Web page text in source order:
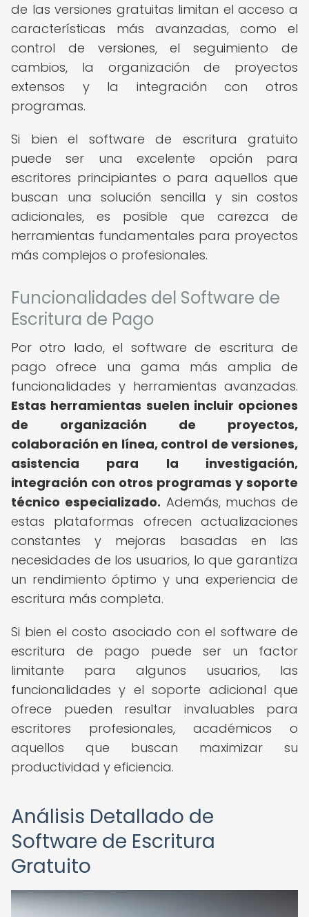
de las versiones gratuitas limitan el acceso a
características más avanzadas, como el
control de versiones, el seguimiento de
cambios, la organización de proyectos
extensos y la integración con otros
programas.
Si bien el software de escritura gratuito
puede ser una excelente opción para
escritores principiantes o para aquellos que
buscan una solución sencilla y sin costos
adicionales, es posible que carezca de
herramientas fundamentales para proyectos
más complejos o profesionales.
Funcionalidades del Software de
Escritura de Pago
Por otro lado, el software de escritura de
pago ofrece una gama más amplia de
funcionalidades y herramientas avanzadas.
Estas herramientas suelen incluir opciones
de organización de proyectos,
colaboración en línea, control de versiones,
asistencia para la investigación,
integración con otros programas y soporte
técnico especializado. Además, muchas de
estas plataformas ofrecen actualizaciones
constantes y mejoras basadas en las
necesidades de los usuarios, lo que garantiza
un rendimiento óptimo y una experiencia de
escritura más completa.
Si bien el costo asociado con el software de
escritura de pago puede ser un factor
limitante para algunos usuarios, las
funcionalidades y el soporte adicional que
ofrece pueden resultar invaluables para
escritores profesionales, académicos o
aquellos que buscan maximizar su
productividad y eficiencia.
Análisis Detallado de
Software de Escritura
Gratuito